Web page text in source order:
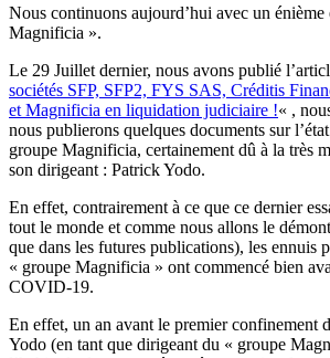
Nous continuons aujourd’hui avec un énième
Magnificia ».
Le 29 Juillet dernier, nous avons publié
sociétés SFP, SFP2, FYS SAS, Créditis
et Magnificia en liquidation judiciaire !« ,
nous publierons quelques documents sur
groupe Magnificia, certainement dû à la très
son dirigeant : Patrick Yodo.
En effet, contrairement à ce que ce dernier
tout le monde et comme nous allons le
que dans les futures publications), les ennuis
« groupe Magnificia » ont commencé bien
COVID-19.
En effet, un an avant le premier confinement
Yodo (en tant que dirigeant du « groupe